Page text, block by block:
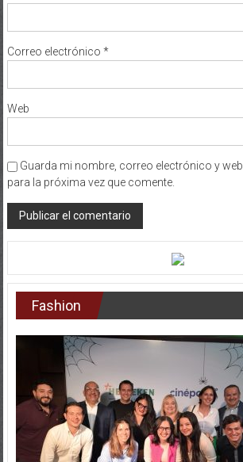
Correo electrónico *
Web
Guarda mi nombre, correo electrónico y
para la próxima vez que comente.
Fashion